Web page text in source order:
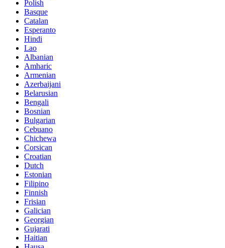
Polish
Basque
Catalan
Esperanto
Hindi
Lao
Albanian
Amharic
Armenian
Azerbaijani
Belarusian
Bengali
Bosnian
Bulgarian
Cebuano
Chichewa
Corsican
Croatian
Dutch
Estonian
Filipino
Finnish
Frisian
Galician
Georgian
Gujarati
Haitian